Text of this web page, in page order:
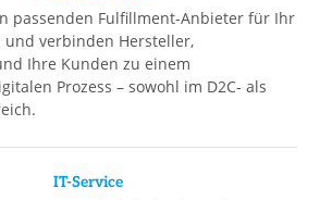
passenden Fulfillment-Anbieter für Ihr
und verbinden Hersteller,
Ihre Kunden zu einem
Prozess – sowohl im D2C- als
IT-Service